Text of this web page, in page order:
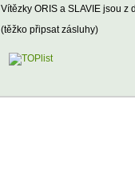
Vítězky ORIS a SLAVIE jsou
(těžko připsat zásluhy)